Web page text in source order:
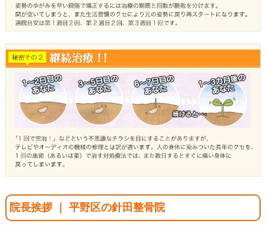
院長挨拶 ｜ 平野区の針田整骨院